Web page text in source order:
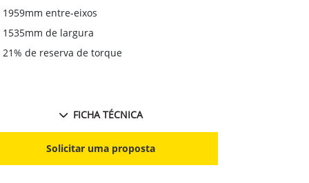
1959mm entre-eixos
1535mm de largura
21% de reserva de torque
FICHA TÉCNICA
Solicitar uma proposta